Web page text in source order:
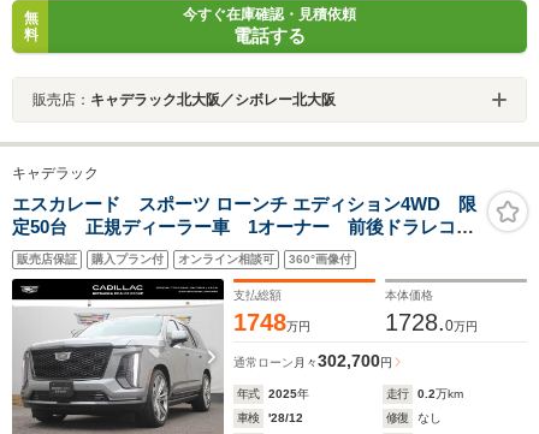
無
料
今すぐ在庫確認・見積依頼
電話する
販売店： キャデラック北大阪／シボレー北大阪
キャデラック
エスカレード スポーツ ローンチ エディション4WD 限
定50台 正規ディーラー車 1オーナー 前後ドラレコ
ETC2.0
販売店保証 購入プラン付 オンライン相談可 360°画像付
支払総額
1748万円
本体価格
1728.0万円
通常ローン 月々302,700円
年式 2025年 走行 0.2万km
車検
'28/12 修復
なし